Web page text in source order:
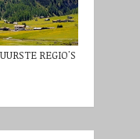
REGIO'S